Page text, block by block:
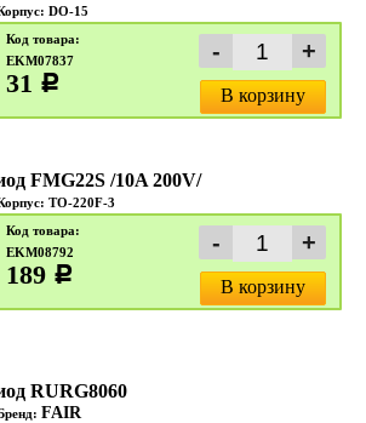
DO-15
Код товара:
EKM07837
31 c
В корзину
FMG22S /10A 200V/
TO-220F-3
Код товара:
EKM08792
189 c
В корзину
RURG8060
FAIR